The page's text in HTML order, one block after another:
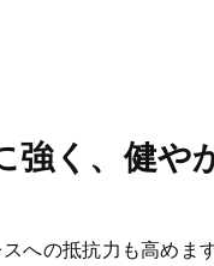
く、健や
への抵抗力も高めま